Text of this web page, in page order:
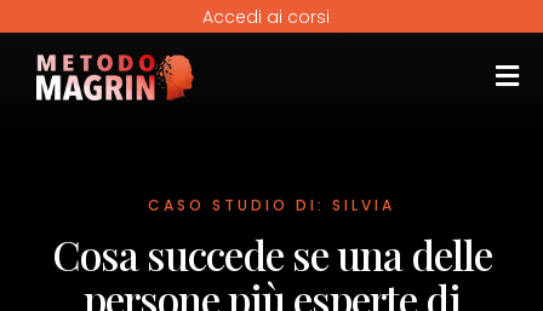
Accedi ai corsi
CASO STUDIO DI: SILVIA
Cosa succede se una delle
persone più esperte di